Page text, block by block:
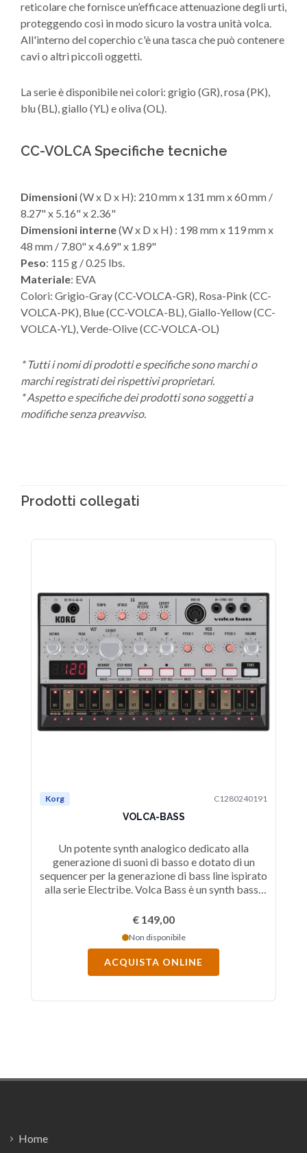
reticolare che fornisce un’efficace attenuazione degli urti,
proteggendo così in modo sicuro la vostra unità volca.
All'interno del coperchio c'è una tasca che può contenere
cavi o altri piccoli oggetti.
La serie è disponibile nei colori: grigio (GR), rosa (PK),
blu (BL), giallo (YL) e oliva (OL).
CC-VOLCA Specifiche tecniche
Dimensioni(W x D x H): 210 mm x 131 mm x 60 mm /
8.27" x 5.16" x 2.36"
Dimensioni interne(W x D x H) : 198 mm x 119 mm x
48 mm / 7.80" x 4.69" x 1.89"
Peso: 115 g / 0.25 lbs.
Materiale: EVA
Colori: Grigio-Gray (CC-VOLCA-GR), Rosa-Pink (CC-
VOLCA-PK), Blue (CC-VOLCA-BL), Giallo-Yellow (CC-
VOLCA-YL), Verde-Olive (CC-VOLCA-OL)
* Tutti i nomi di prodotti e specifiche sono marchi o
marchi registrati dei rispettivi proprietari.
* Aspetto e specifiche dei prodotti sono soggetti a
modifiche senza preavviso.
Prodotti collegati
Korg C1280240191
VOLCA-BASS
Un potente synth analogico dedicato alla
generazione di suoni di basso e dotato di un
sequencer per la generazione di bass line ispirato
alla serie Electribe. Volca Bass è un synth bass-
struttura di sintesi estremamente semplice, ma
€ 149,00
Non disponibile
ACQUISTA ONLINE
Home